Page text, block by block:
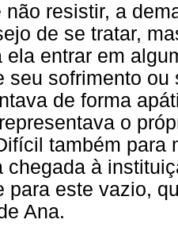
não resistir, a
de se tratar,
ela entrar em
seu sofrimento
de forma
o
também para
chegada à
para este vazio,
Ana.